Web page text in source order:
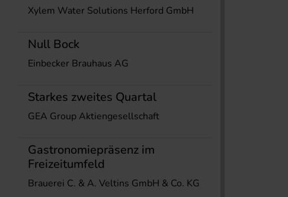
Xylem Water Solutions Herford GmbH
Null Bock
Einbecker Brauhaus AG
Starkes zweites Quartal
GEA Group Aktiengesellschaft
Gastronomiepräsenz im
Freizeitumfeld
Brauerei C. & A. Veltins GmbH & Co. KG